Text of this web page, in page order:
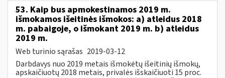
53. Kaip bus apmokestinamos 2019 m.
išmokamos išeitinės išmokos: a) atleidus 2018
m. pabaigoje, o išmokant 2019 m. b) atleidus
2019 m.
Web turinio sąrašas 2019-03-12
Darbdavys nuo 2019 metais išmokėtų išeitinių išmokų,
apskaičiuotų 2018 metais, privalės išskaičiuoti 15 proc.